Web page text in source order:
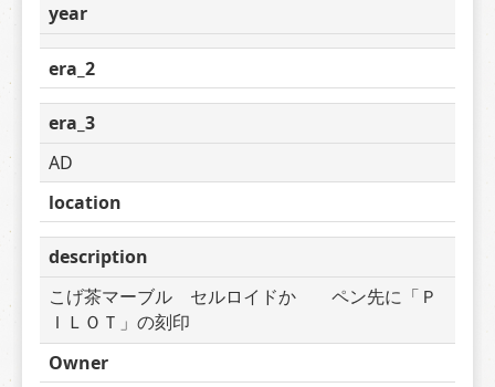
year
era_2
era_3
AD
location
description
こげ茶マーブル　セルロイドか　　ペン先に「Ｐ
ＩＬＯＴ」の刻印
Owner